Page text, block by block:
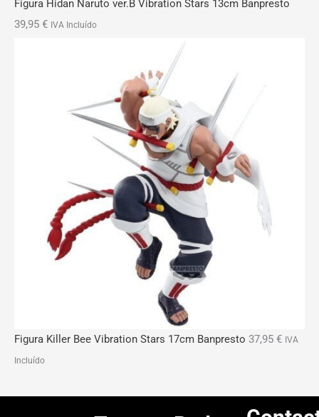
Figura Hidan Naruto ver.B Vibration Stars 13cm Banpresto
39,95 € IVA Incluído
Figura Killer Bee Vibration Stars 17cm Banpresto 37,95 € IVA
Incluído